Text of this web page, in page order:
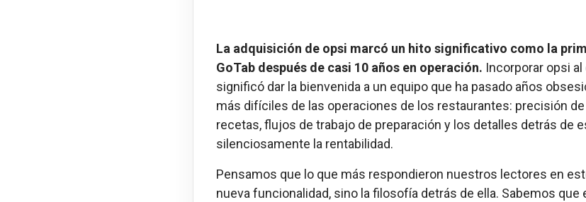
La adquisición de opsi marcó un hito significativo como la
GoTab después de casi 10 años en operación. Incorporar opsi
significó dar la bienvenida a un equipo que ha pasado años
más difíciles de las operaciones de los restaurantes: precisión
recetas, flujos de trabajo de preparación y los detalles detrás de
silenciosamente la rentabilidad.
Pensamos que lo que más respondieron nuestros lectores en
nueva funcionalidad, sino la filosofía detrás de ella. Sabemos